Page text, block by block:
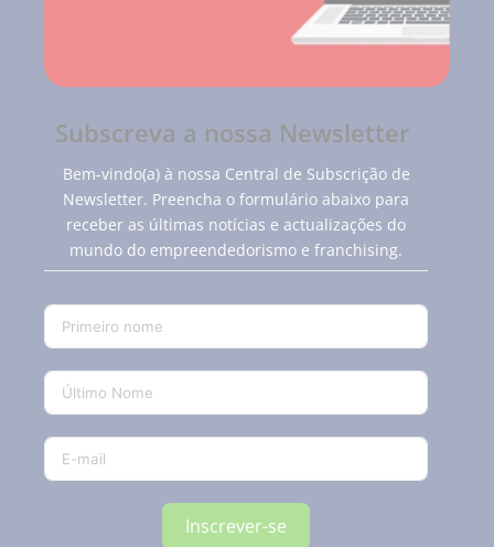
Subscreva a nossa Newsletter
Bem-vindo(a) à nossa Central de Subscrição de
Newsletter. Preencha o formulário abaixo para
receber as últimas notícias e actualizações do
mundo do empreendedorismo e franchising.
Inscrever-se